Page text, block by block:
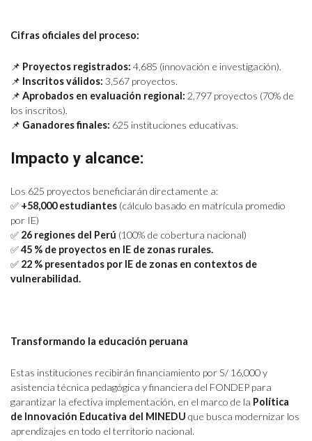
Cifras oficiales del proceso:
📌 Proyectos registrados: 4,685 (innovación e investigación).
📌 Inscritos válidos: 3,567 proyectos.
📌 Aprobados en evaluación regional: 2,797 proyectos (70% de
los inscritos).
📌 Ganadores finales: 625 instituciones educativas.
Impacto y alcance:
Los 625 proyectos beneficiarán directamente a:
✅ +58,000 estudiantes (cálculo basado en matrícula promedio
por IE)
✅ 26 regiones del Perú (100% de cobertura nacional)
✅45 % de proyectos en IE de zonas rurales.
✅ 22 % presentados por IE de zonas en contextos de
vulnerabilidad.
Transformando la educación peruana
Estas instituciones recibirán financiamiento por S/ 16,000 y
asistencia técnica pedagógica y financiera del FONDEP para
garantizar la efectiva implementación, en el marco de la Política
de Innovación Educativa del MINEDU que busca modernizar los
aprendizajes en todo el territorio nacional.